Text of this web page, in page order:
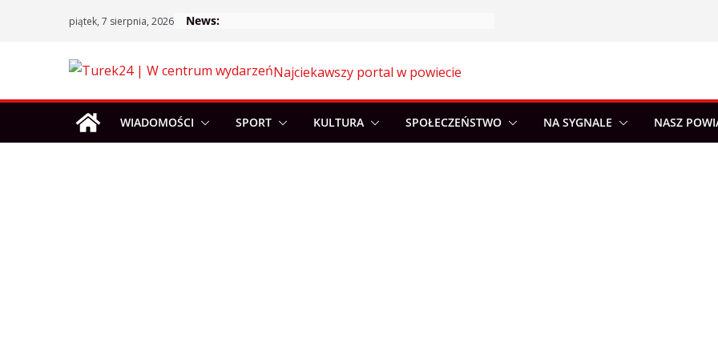
piątek, 7 sierpnia, 2026 News:
Najciekawszy portal w powiecie
WIADOMOŚCI SPORT KULTURA SPOŁECZEŃSTWO NA SYGNALE NASZ